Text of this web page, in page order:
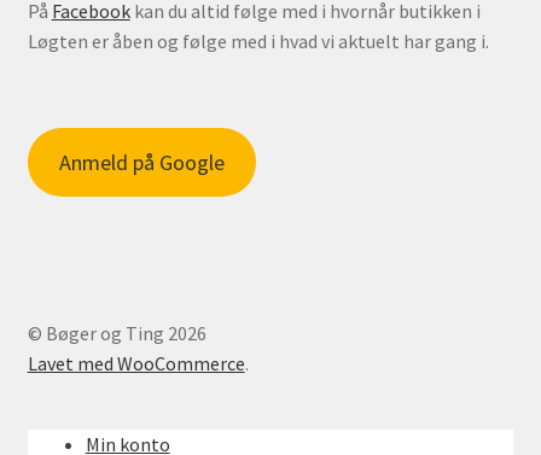
På Facebookkan du altid følge med i hvornår butikken i
Løgten er åben og følge med i hvad vi aktuelt har gang i.
Anmeld på Google
© Bøger og Ting 2026
Lavet med WooCommerce.
Min konto